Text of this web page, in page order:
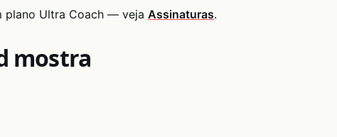
plano Ultra Coach — veja Assinaturas.
mostra